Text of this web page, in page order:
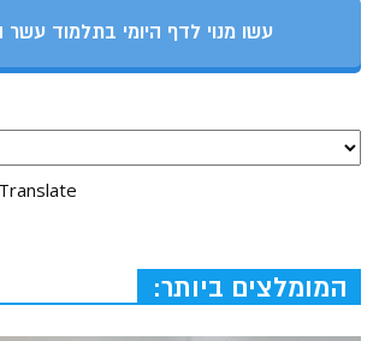
עשו מנוי לדף היומי בתלמוד עשר
Translate
המומלצים ביותר: